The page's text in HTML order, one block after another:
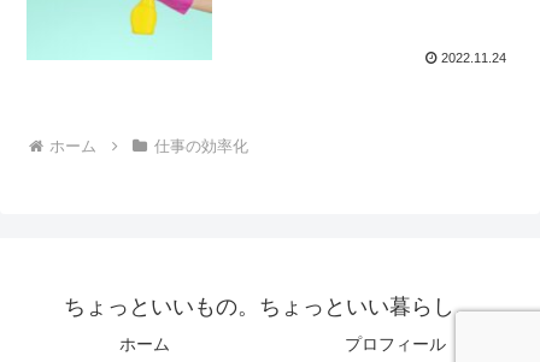
2022.11.24
ホーム 仕事の効率化
ちょっといいもの。ちょっといい暮らし。
ホーム プロフィール